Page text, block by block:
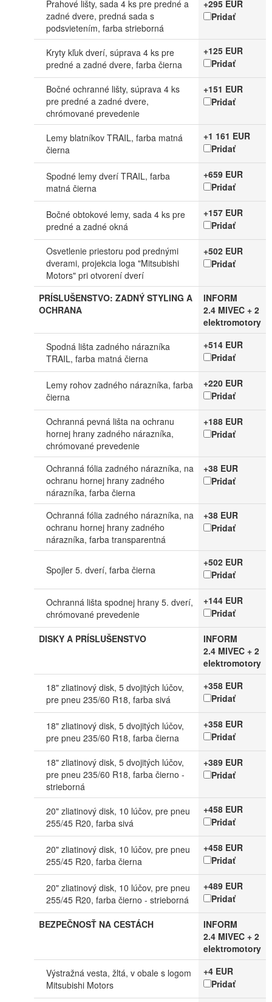
Prahové lišty, sada 4 ks pre predné a
zadné dvere, predná sada s
podsvietením, farba strieborná
+295 EUR
Pridať
Kryty kľuk dverí, súprava 4 ks pre
predné a zadné dvere, farba čierna
+125 EUR
Pridať
Bočné ochranné lišty, súprava 4 ks
pre predné a zadné dvere,
chrómované prevedenie
+151 EUR
Pridať
Lemy blatníkov TRAIL, farba matná
čierna
+1 161 EUR
Pridať
Spodné lemy dverí TRAIL, farba
matná čierna
+659 EUR
Pridať
Bočné obtokové lemy, sada 4 ks pre
predné a zadné okná
+157 EUR
Pridať
Osvetlenie priestoru pod prednými
dverami, projekcia loga "Mitsubishi
Motors" pri otvorení dverí
+502 EUR
Pridať
PRÍSLUŠENSTVO: ZADNÝ STYLING A
OCHRANA
INFORM
2.4 MIVEC + 2
elektromotory
Spodná lišta zadného nárazníka
TRAIL, farba matná čierna
+514 EUR
Pridať
Lemy rohov zadného nárazníka, farba
čierna
+220 EUR
Pridať
Ochranná pevná lišta na ochranu
hornej hrany zadného nárazníka,
chrómované prevedenie
+188 EUR
Pridať
Ochranná fólia zadného nárazníka, na
ochranu hornej hrany zadného
nárazníka, farba čierna
+38 EUR
Pridať
Ochranná fólia zadného nárazníka, na
ochranu hornej hrany zadného
nárazníka, farba transparentná
+38 EUR
Pridať
Spojler 5. dverí, farba čierna
+502 EUR
Pridať
Ochranná lišta spodnej hrany 5. dverí,
chrómované prevedenie
+144 EUR
Pridať
DISKY A PRÍSLUŠENSTVO
INFORM
2.4 MIVEC + 2
elektromotory
18" zliatinový disk, 5 dvojitých lúčov,
pre pneu 235/60 R18, farba sivá
+358 EUR
Pridať
18" zliatinový disk, 5 dvojitých lúčov,
pre pneu 235/60 R18, farba čierna
+358 EUR
Pridať
18" zliatinový disk, 5 dvojitých lúčov,
pre pneu 235/60 R18, farba čierno -
strieborná
+389 EUR
Pridať
20" zliatinový disk, 10 lúčov, pre pneu
255/45 R20, farba sivá
+458 EUR
Pridať
20" zliatinový disk, 10 lúčov, pre pneu
255/45 R20, farba čierna
+458 EUR
Pridať
20" zliatinový disk, 10 lúčov, pre pneu
255/45 R20, farba čierno - strieborná
+489 EUR
Pridať
BEZPEČNOSŤ NA CESTÁCH
INFORM
2.4 MIVEC + 2
elektromotory
Výstražná vesta, žltá, v obale s logom
Mitsubishi Motors
+4 EUR
Pridať